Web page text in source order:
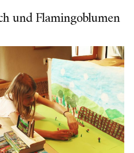
und Flamingoblumen